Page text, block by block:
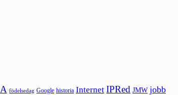
födelsedag Google historia Internet IPRed JMW jobb